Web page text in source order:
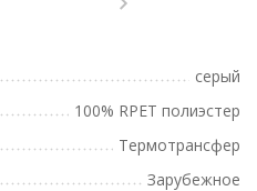
серый
100% RPET полиэстер
Термотрансфер
Зарубежное